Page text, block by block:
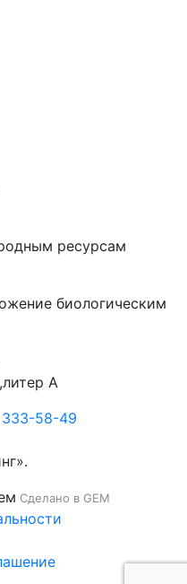
ресурсам
биологическим
А
58-49
Сделано в GEM